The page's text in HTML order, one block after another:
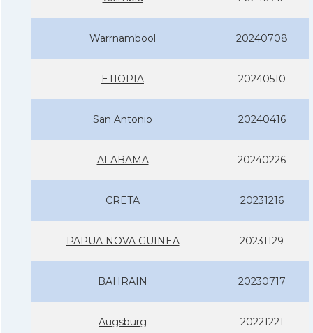
Warrnambool 20240708
ETIOPIA 20240510
San Antonio 20240416
ALABAMA 20240226
CRETA 20231216
PAPUA NOVA GUINEA 20231129
BAHRAIN 20230717
Augsburg 20221221